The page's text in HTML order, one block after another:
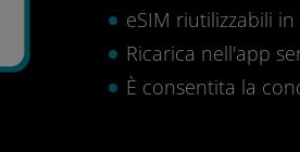
eSIM riutilizzabili
Ricarica nell'app
È consentita la